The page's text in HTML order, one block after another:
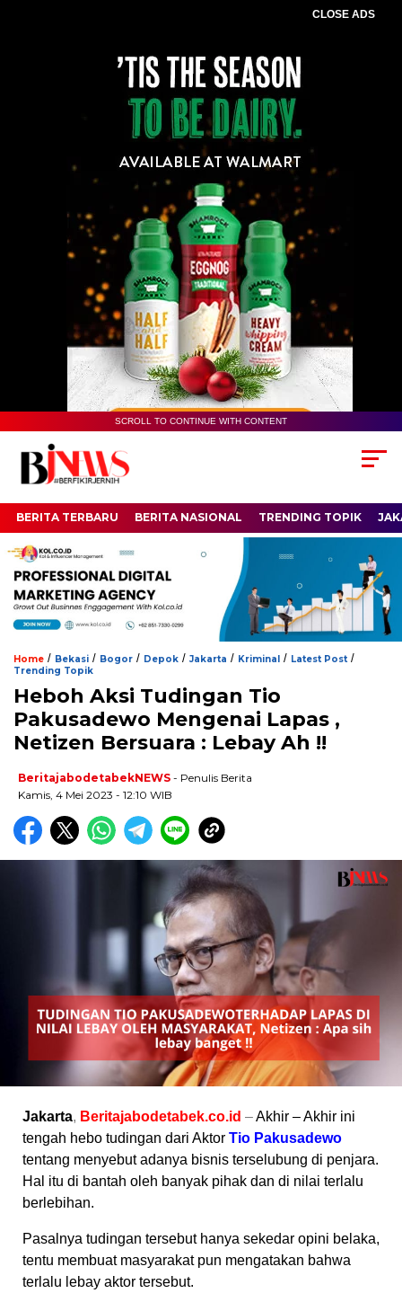
CLOSE ADS
SCROLL TO CONTINUE WITH CONTENT
BERITA TERBARU BERITA NASIONAL TRENDING TOPIK
Home / Bekasi / Bogor / Depok / Jakarta / Kriminal / Latest Post /
Trending Topik
Heboh Aksi Tudingan Tio
Pakusadewo Mengenai Lapas ,
Netizen Bersuara : Lebay Ah !!
BeritajabodetabekNEWS - Penulis Berita
Kamis, 4 Mei 2023 - 12:10 WIB
Jakarta, Beritajabodetabek.co.id –Akhir – Akhir ini
tengah hebo tudingan dari Aktor Tio Pakusadewo
tentang menyebut adanya bisnis terselubung di penjara.
Hal itu di bantah oleh banyak pihak dan di nilai terlalu
berlebihan.
Pasalnya tudingan tersebut hanya sekedar opini belaka,
tentu membuat masyarakat pun mengatakan bahwa
terlalu lebay aktor tersebut.